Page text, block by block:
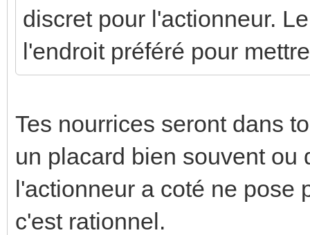
discret pour l'actionneur.
l'endroit préféré pour
Tes nourrices seront dans
un placard bien souvent ou
l'actionneur a coté ne pose
c'est rationnel.